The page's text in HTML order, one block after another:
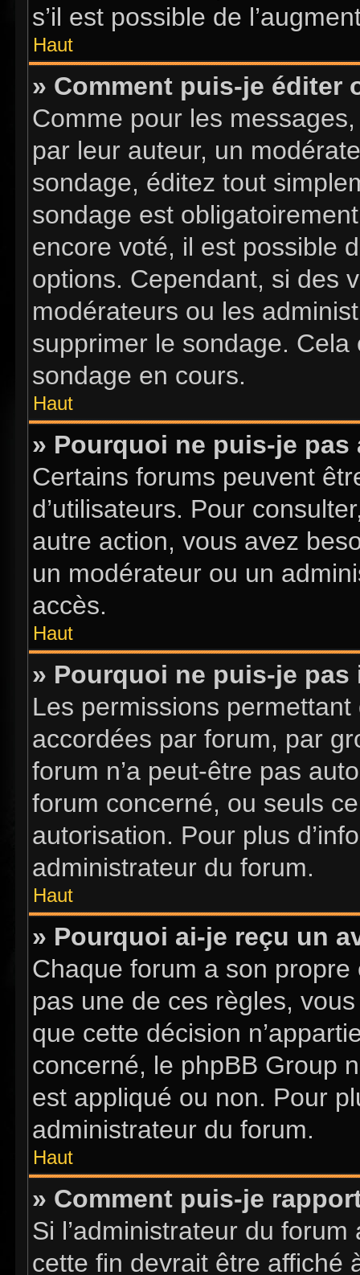
s’il est possible de
Haut
» Comment puis-je éditer
Comme pour les
par leur auteur, un
sondage, éditez tout
sondage est
encore voté, il est possible
options. Cependant, si des
modérateurs ou les
supprimer le sondage. Cela
sondage en cours.
Haut
» Pourquoi ne puis-je
Certains forums peuvent
d’utilisateurs. Pour
autre action, vous avez
un modérateur ou un
accès.
Haut
» Pourquoi ne puis-je
Les permissions
accordées par forum, par
forum n’a peut-être pas
forum concerné, ou seuls
autorisation. Pour plus
administrateur du forum.
Haut
» Pourquoi ai-je reçu un
Chaque forum a son
pas une de ces règles,
que cette décision
concerné, le phpBB Group
est appliqué ou non. Pour
administrateur du forum.
Haut
» Comment puis-je
Si l’administrateur du
cette fin devrait être affiché